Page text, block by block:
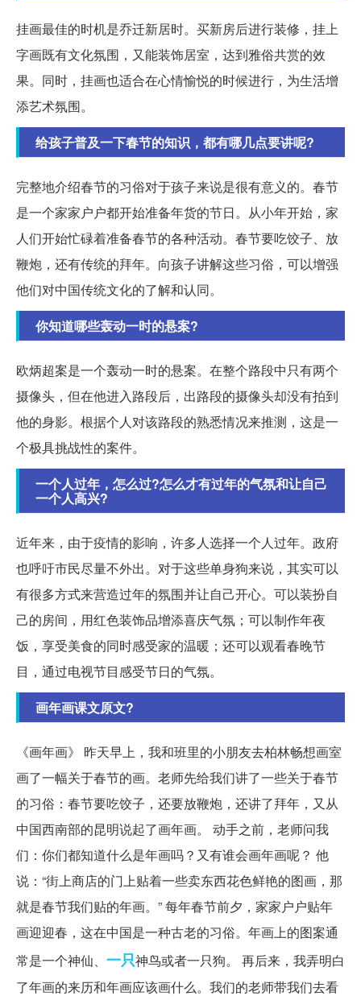
挂画最佳的时机是乔迁新居时。买新房后进行装修，挂上
字画既有文化氛围，又能装饰居室，达到雅俗共赏的效
果。同时，挂画也适合在心情愉悦的时候进行，为生活增
添艺术氛围。
给孩子普及一下春节的知识，都有哪几点要讲呢?
完整地介绍春节的习俗对于孩子来说是很有意义的。春节
是一个家家户户都开始准备年货的节日。从小年开始，家
人们开始忙碌着准备春节的各种活动。春节要吃饺子、放
鞭炮，还有传统的拜年。向孩子讲解这些习俗，可以增强
他们对中国传统文化的了解和认同。
你知道哪些轰动一时的悬案?
欧炳超案是一个轰动一时的悬案。在整个路段中只有两个
摄像头，但在他进入路段后，出路段的摄像头却没有拍到
他的身影。根据个人对该路段的熟悉情况来推测，这是一
个极具挑战性的案件。
一个人过年，怎么过?怎么才有过年的气氛和让自己
一个人高兴?
近年来，由于疫情的影响，许多人选择一个人过年。政府
也呼吁市民尽量不外出。对于这些单身狗来说，其实可以
有很多方式来营造过年的氛围并让自己开心。可以装扮自
己的房间，用红色装饰品增添喜庆气氛；可以制作年夜
饭，享受美食的同时感受家的温暖；还可以观看春晚节
目，通过电视节目感受节日的气氛。
画年画课文原文?
《画年画》 昨天早上，我和班里的小朋友去柏林畅想画室
画了一幅关于春节的画。老师先给我们讲了一些关于春节
的习俗：春节要吃饺子，还要放鞭炮，还讲了拜年，又从
中国西南部的昆明说起了画年画。 动手之前，老师问我
们：你们都知道什么是年画吗？又有谁会画年画呢？ 他
说：“街上商店的门上贴着一些卖东西花色鲜艳的图画，那
就是春节我们贴的年画。” 每年春节前夕，家家户户贴年
画迎迎春，这在中国是一种古老的习俗。年画上的图案通
常是一个神仙、 一只神鸟或者一只狗。 再后来，我弄明白
了年画的来历和年画应该画什么。我们的老师带我们去看